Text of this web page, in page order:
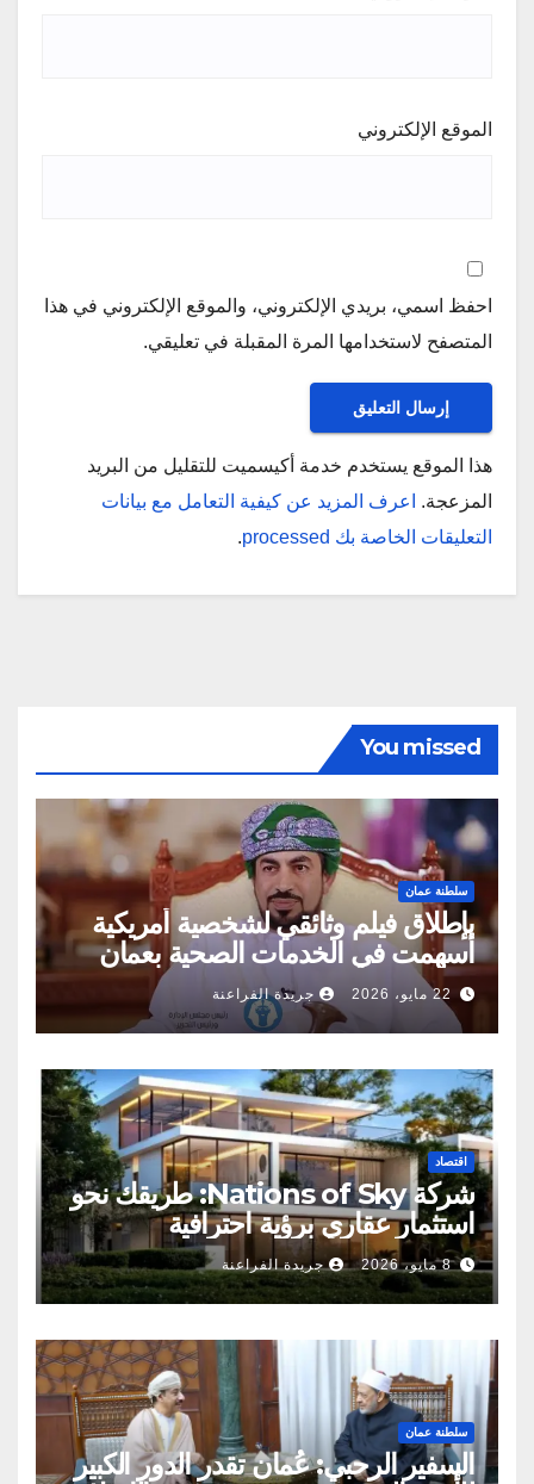
الموقع الإلكتروني
احفظ اسمي، بريدي الإلكتروني، والموقع الإلكتروني في هذا
المتصفح لاستخدامها المرة المقبلة في تعليقي.
هذا الموقع يستخدم خدمة أكيسميت للتقليل من البريد
المزعجة.
اعرف المزيد عن كيفية التعامل مع بيانات
التعليقات الخاصة بك processed
.
You missed
سلطنة عمان
بإطلاق فيلم وثائقي لشخصية أمريكية
أسهمت في الخدمات الصحية بعمان
22 مايو، 2026 جريدة الفراعنة
اقتصاد
شركة Nations of Sky: طريقك نحو
استثمار عقاري برؤية احترافية
8 مايو، 2026 جريدة الفراعنة
سلطنة عمان
السفير الرحبي: عُمان تقدر الدور الكبير